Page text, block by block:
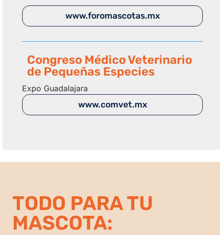
www.foromascotas.mx
Congreso Médico Veterinario
de Pequeñas Especies
Expo Guadalajara
www.comvet.mx
TODO PARA TU
MASCOTA: